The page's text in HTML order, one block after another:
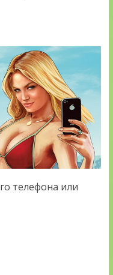
телефона или